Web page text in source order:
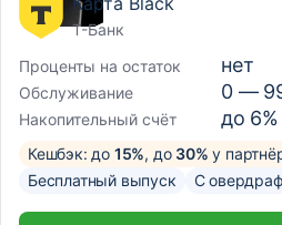
Т-Банк
Проценты на остаток
нет
Обслуживание 0 —
Накопительный счёт до 6%
Кешбэк: до 15%, до 30% у
Бесплатный выпуск
С